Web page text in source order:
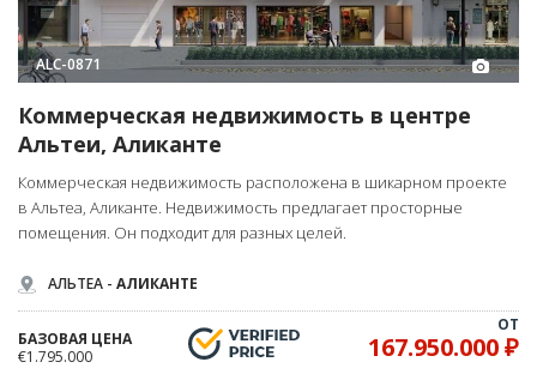
ALC-0871
Коммерческая недвижимость в центре
Альтеи, Аликанте
Коммерческая недвижимость расположена в шикарном проекте
в Альтеа, Аликанте. Недвижимость предлагает просторные
помещения. Он подходит для разных целей.
АЛЬТЕА - АЛИКАНТЕ
БАЗОВАЯ ЦЕНА
€1.795.000
ОТ
167.950.000 ₽